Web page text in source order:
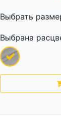
Выбрать
Выбрана